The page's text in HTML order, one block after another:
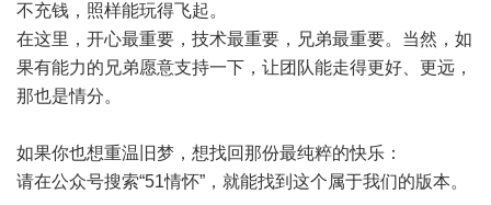
不充钱，照样能玩得飞起。
在这里，开心最重要，技术最重要，兄弟最重要。当然，如
果有能力的兄弟愿意支持一下，让团队能走得更好、更远，
那也是情分。
如果你也想重温旧梦，想找回那份最纯粹的快乐：
请在公众号搜索“51情怀”，就能找到这个属于我们的版本。